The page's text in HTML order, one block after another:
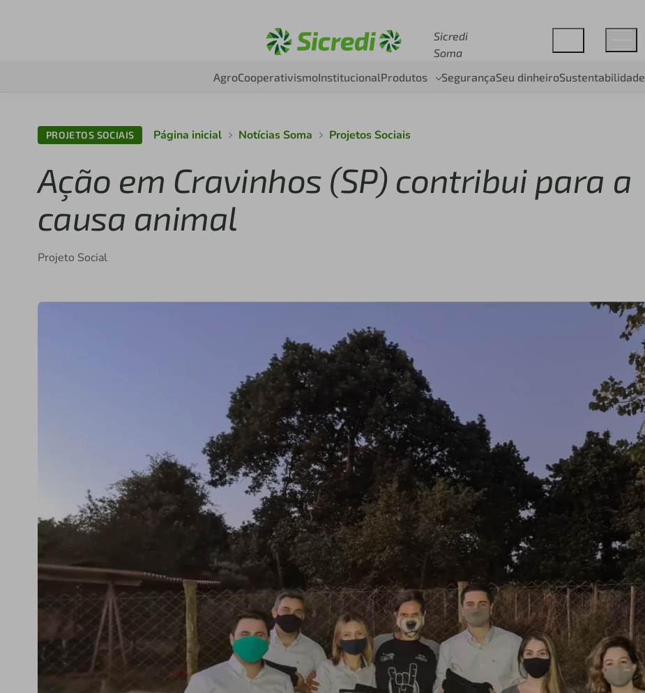
Sicredi
Soma
AgroCooperativismoInstitucionalProdutos SegurançaSeu dinheiroSustentabilidade
PROJETOS SOCIAIS Página inicial Notícias Soma Projetos Sociais
Ação em Cravinhos (SP) contribui para a
causa animal
Projeto Social